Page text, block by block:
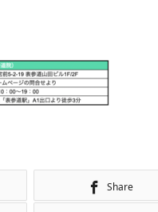
Share